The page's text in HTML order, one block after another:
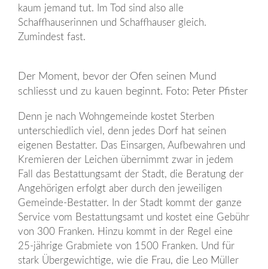
kaum jemand tut. Im Tod sind also alle
Schaffhauserinnen und Schaffhauser gleich.
Zumindest fast.
Der Moment, bevor der Ofen seinen Mund
schliesst und zu kauen beginnt. Foto: Peter Pfister
Denn je nach Wohngemeinde kostet Sterben
unterschiedlich viel, denn jedes Dorf hat seinen
eigenen Bestatter. Das Einsargen, Aufbewahren und
Kremieren der Leichen übernimmt zwar in jedem
Fall das Bestattungsamt der Stadt, die Beratung der
Angehörigen erfolgt aber durch den jeweiligen
Gemeinde-Bestatter. In der Stadt kommt der ganze
Service vom Bestattungsamt und kostet eine Gebühr
von 300 Franken. Hinzu kommt in der Regel eine
25-jährige Grabmiete von 1500 Franken. Und für
stark Übergewichtige, wie die Frau, die Leo Müller